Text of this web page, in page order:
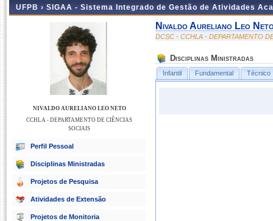
UFPB › SIGAA - Sistema Integrado de Gestão de Atividades
NIVALDO AURELIANO LEO NETO
CCHLA - DEPARTAMENTO DE CIÊNCIAS
SOCIAIS
Perfil Pessoal
Disciplinas Ministradas
Projetos de Pesquisa
Atividades de Extensão
Projetos de Monitoria
Nivaldo Aureliano Leo
DCSC - CCHLA - DEPARTAMENTO
Disciplinas Ministradas
Infantil Fundamental Técnico